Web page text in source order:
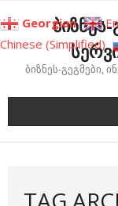
to
content
ბიზნეს-გეგმები,
Georgian
Chinese (Simplified)